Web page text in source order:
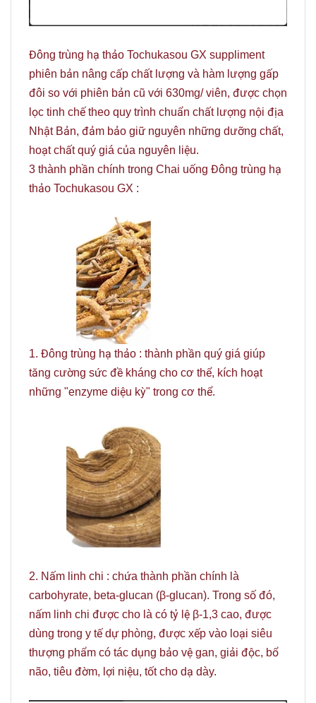
Đông trùng hạ thảo Tochukasou GX suppliment
phiên bản nâng cấp chất lượng và hàm lượng gấp
đôi so với phiên bản cũ với 630mg/ viên, được chọn
lọc tinh chế theo quy trình chuẩn chất lượng nội địa
Nhật Bản, đảm bảo giữ nguyên những dưỡng chất,
hoạt chất quý giá của nguyên liệu.
3 thành phần chính trong Chai uống Đông trùng hạ
thảo Tochukasou GX :
1. Đông trùng hạ thảo : thành phần quý giá giúp
tăng cường sức đề kháng cho cơ thể, kích hoạt
những "enzyme diệu kỳ" trong cơ thể.
2. Nấm linh chi : chứa thành phần chính là
carbohyrate, beta-glucan (β-glucan). Trong số đó,
nấm linh chi được cho là có tỷ lệ β-1,3 cao, được
dùng trong y tế dự phòng, được xếp vào loại siêu
thượng phẩm có tác dụng bảo vệ gan, giải độc, bổ
não, tiêu đờm, lợi niệu, tốt cho dạ dày.